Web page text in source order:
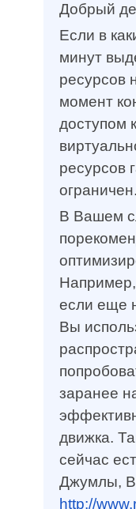
Добрый
Если в
минут
ресурсов
момент
доступом
ресурсов
ограничен.
В Вашем
Например,
если еще
Вы
заранее
движка.
сейчас
Джумлы,
http://